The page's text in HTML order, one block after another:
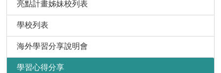
亮點計畫姊妹校列表
學校列表
海外學習分享說明會
學習心得分享